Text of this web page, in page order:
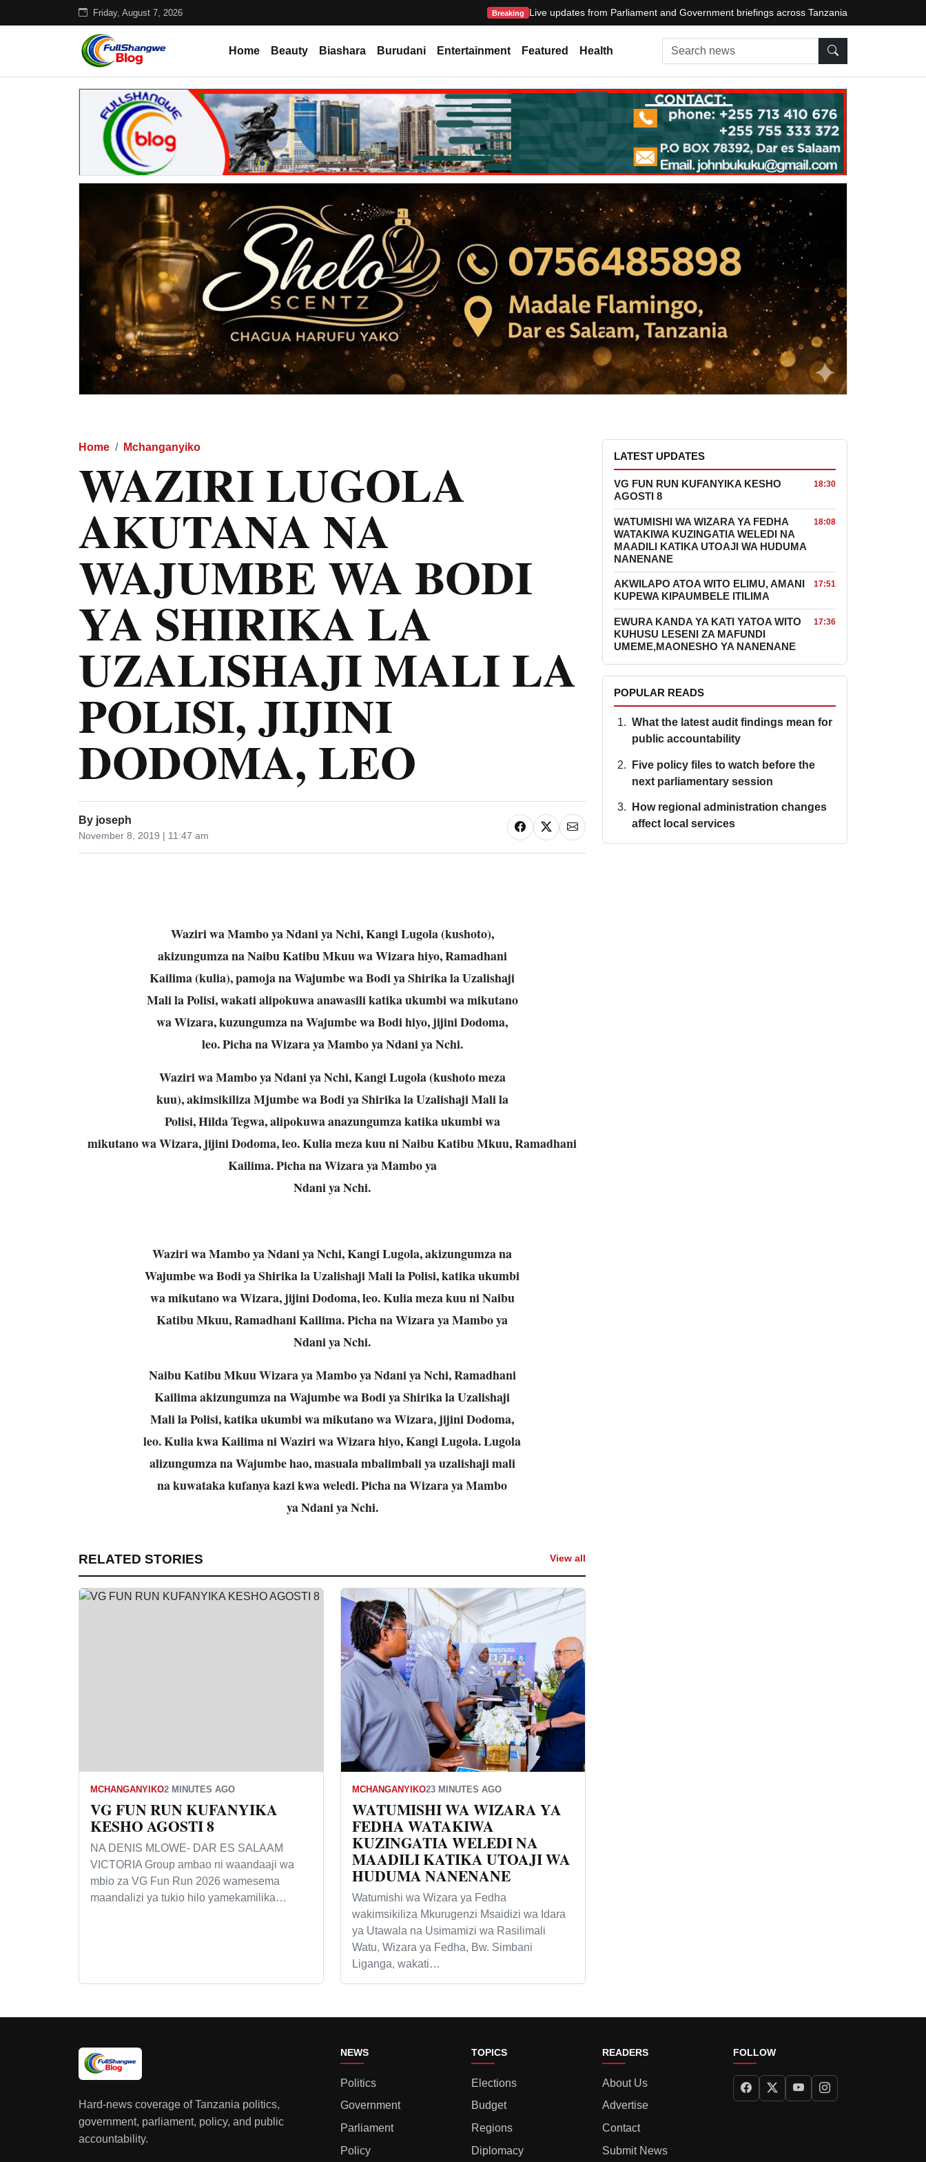
Friday, August 7, 2026 Breaking Live updates from Parliament and Government briefings across Tanzania
Home Beauty Biashara Burudani Entertainment Featured Health Search news
Home Mchanganyiko
WAZIRI LUGOLA
AKUTANA NA
WAJUMBE WA BODI
YA SHIRIKA LA
UZALISHAJI MALI LA
POLISI, JIJINI
DODOMA, LEO
By joseph
November 8, 2019 | 11:47 am
Waziri wa Mambo ya Ndani ya Nchi, Kangi Lugola (kushoto),
akizungumza na Naibu Katibu Mkuu wa Wizara hiyo, Ramadhani
Kailima (kulia), pamoja na Wajumbe wa Bodi ya Shirika la Uzalishaji
Mali la Polisi, wakati alipokuwa anawasili katika ukumbi wa mikutano
wa Wizara, kuzungumza na Wajumbe wa Bodi hiyo, jijini Dodoma,
leo. Picha na Wizara ya Mambo ya Ndani ya Nchi.
Waziri wa Mambo ya Ndani ya Nchi, Kangi Lugola (kushoto meza
kuu), akimsikiliza Mjumbe wa Bodi ya Shirika la Uzalishaji Mali la
Polisi, Hilda Tegwa, alipokuwa anazungumza katika ukumbi wa
mikutano wa Wizara, jijini Dodoma, leo. Kulia meza kuu ni Naibu Katibu Mkuu, Ramadhani
Kailima. Picha na Wizara ya Mambo ya
Ndani ya Nchi.
Waziri wa Mambo ya Ndani ya Nchi, Kangi Lugola, akizungumza na
Wajumbe wa Bodi ya Shirika la Uzalishaji Mali la Polisi, katika ukumbi
wa mikutano wa Wizara, jijini Dodoma, leo. Kulia meza kuu ni Naibu
Katibu Mkuu, Ramadhani Kailima. Picha na Wizara ya Mambo ya
Ndani ya Nchi.
Naibu Katibu Mkuu Wizara ya Mambo ya Ndani ya Nchi, Ramadhani
Kailima akizungumza na Wajumbe wa Bodi ya Shirika la Uzalishaji
Mali la Polisi, katika ukumbi wa mikutano wa Wizara, jijini Dodoma,
leo. Kulia kwa Kailima ni Waziri wa Wizara hiyo, Kangi Lugola. Lugola
alizungumza na Wajumbe hao, masuala mbalimbali ya uzalishaji mali
na kuwataka kufanya kazi kwa weledi. Picha na Wizara ya Mambo
ya Ndani ya Nchi.
RELATED STORIES View all
MCHANGANYIKO2 MINUTES AGO
VG FUN RUN KUFANYIKA
KESHO AGOSTI 8
NA DENIS MLOWE- DAR ES SALAAM
VICTORIA Group ambao ni waandaaji wa
mbio za VG Fun Run 2026 wamesema
maandalizi ya tukio hilo yamekamilika…
MCHANGANYIKO23 MINUTES AGO
WATUMISHI WA WIZARA YA
FEDHA WATAKIWA
KUZINGATIA WELEDI NA
MAADILI KATIKA UTOAJI WA
HUDUMA NANENANE
Watumishi wa Wizara ya Fedha
wakimsikiliza Mkurugenzi Msaidizi wa Idara
ya Utawala na Usimamizi wa Rasilimali
Watu, Wizara ya Fedha, Bw. Simbani
Liganga, wakati…
LATEST UPDATES
VG FUN RUN KUFANYIKA KESHO
AGOSTI 8
18:30
WATUMISHI WA WIZARA YA FEDHA
WATAKIWA KUZINGATIA WELEDI NA
MAADILI KATIKA UTOAJI WA HUDUMA
NANENANE
18:08
AKWILAPO ATOA WITO ELIMU, AMANI
KUPEWA KIPAUMBELE ITILIMA
17:51
EWURA KANDA YA KATI YATOA WITO
KUHUSU LESENI ZA MAFUNDI
UMEME,MAONESHO YA NANENANE
17:36
POPULAR READS
What the latest audit findings mean for
public accountability
Five policy files to watch before the
next parliamentary session
How regional administration changes
affect local services
Hard-news coverage of Tanzania politics,
government, parliament, policy, and public
accountability.
NEWS
Politics
Government
Parliament
Policy
TOPICS
Elections
Budget
Regions
Diplomacy
READERS
About Us
Advertise
Contact
Submit News
FOLLOW